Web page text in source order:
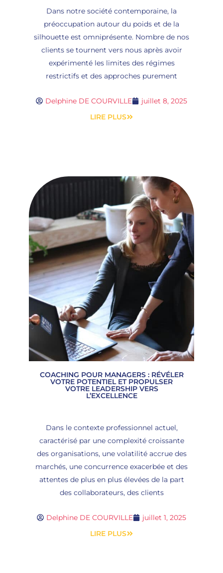
Dans notre société contemporaine, la
préoccupation autour du poids et de la
silhouette est omniprésente. Nombre de nos
clients se tournent vers nous après avoir
expérimenté les limites des régimes
restrictifs et des approches purement
Delphine DE COURVILLE
juillet 8, 2025
LIRE PLUS
COACHING POUR MANAGERS : RÉVÉLER
VOTRE POTENTIEL ET PROPULSER
VOTRE LEADERSHIP VERS
L’EXCELLENCE
Dans le contexte professionnel actuel,
caractérisé par une complexité croissante
des organisations, une volatilité accrue des
marchés, une concurrence exacerbée et des
attentes de plus en plus élevées de la part
des collaborateurs, des clients
Delphine DE COURVILLE
juillet 1, 2025
LIRE PLUS